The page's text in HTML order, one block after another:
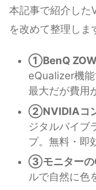
本記事で紹介した
を改めて整理しま
①BenQ
eQualizer機
最大だが費用
②NVIDIAコン
ジタルバイブ
プ。無料・即
③モニターの
ルで自然に色